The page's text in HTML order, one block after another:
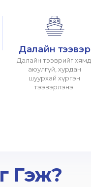
Далайн тээвэр
Далайн тээврийг хямд,
аюулгүй, хурдан
шуурхай хүргэн
тээвэрлэнэ.
Гэж?